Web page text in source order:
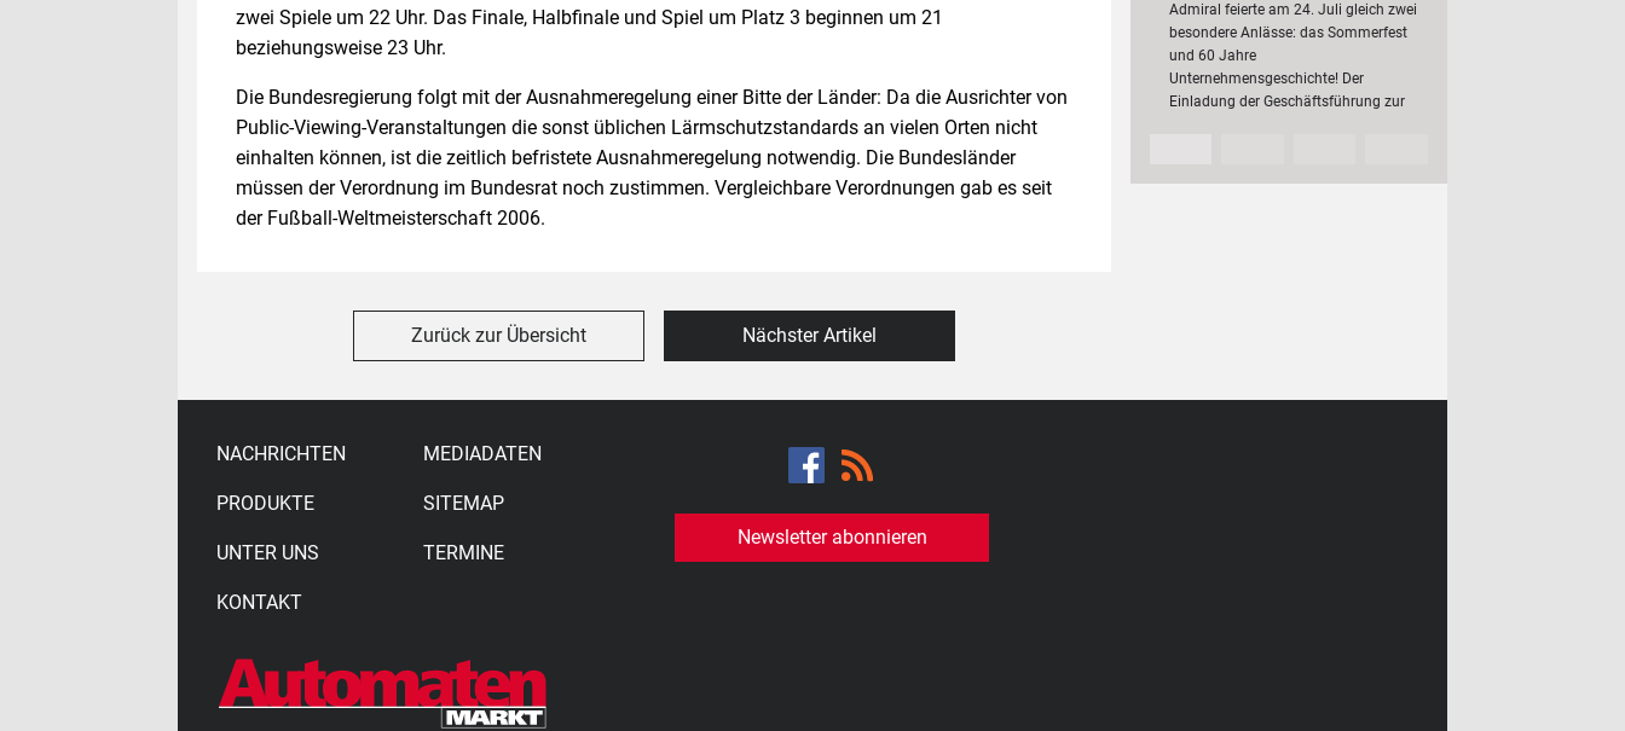
zwei Spiele um 22 Uhr. Das Finale, Halbfinale und Spiel um Platz 3 beginnen um 21
beziehungsweise 23 Uhr.
Die Bundesregierung folgt mit der Ausnahmeregelung einer Bitte der Länder: Da die Ausrichter von
Public-Viewing-Veranstaltungen die sonst üblichen Lärmschutzstandards an vielen Orten nicht
einhalten können, ist die zeitlich befristete Ausnahmeregelung notwendig. Die Bundesländer
müssen der Verordnung im Bundesrat noch zustimmen. Vergleichbare Verordnungen gab es seit
der Fußball-Weltmeisterschaft 2006.
Zurück zur Übersicht Nächster Artikel
Mitarbeiterinnen und
Mitarbeiter
Admiral feierte am 24. Juli gleich zwei
besondere Anlässe: das Sommerfest
und 60 Jahre
Unternehmensgeschichte! Der
Einladung der Geschäftsführung zur
NACHRICHTEN
PRODUKTE
UNTER UNS
KONTAKT
MEDIADATEN
SITEMAP
TERMINE
Newsletter abonnieren